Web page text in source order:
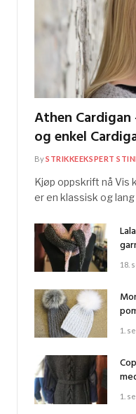
Athen Cardigan
og enkel
BySTRIKKEEKSPERT
Kjøp oppskrift nå Vis
er en klassisk og
18.
1.
1.